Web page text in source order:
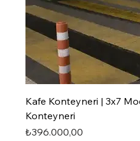
Kafe Konteyneri | 3x7
Konteyneri
Fiyat
₺396.000,00